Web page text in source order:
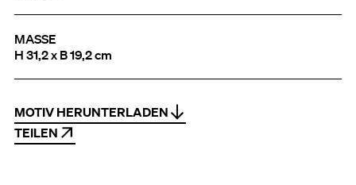
MASSE
H 31,2 x B 19,2 cm
MOTIV HERUNTERLADEN
TEILEN